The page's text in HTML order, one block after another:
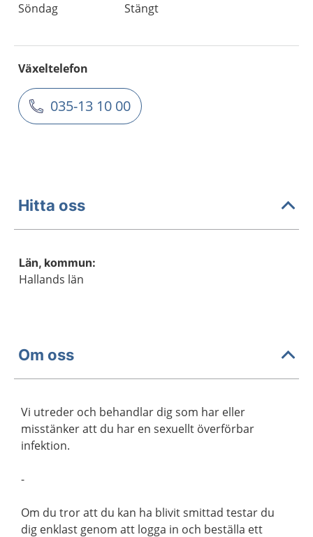
Söndag
Stängt
Växeltelefon
035-13 10 00
Hitta oss
Län, kommun:
Hallands län
Om oss
Vi utreder och behandlar dig som har eller
misstänker att du har en sexuellt överförbar
infektion.
-
Om du tror att du kan ha blivit smittad testar du
dig enklast genom att logga in och beställa ett